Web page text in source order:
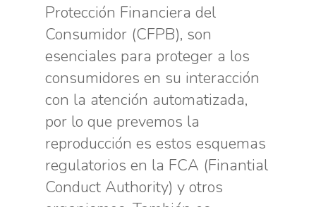
Protección Financiera del
Consumidor (CFPB), son
esenciales para proteger a los
consumidores en su interacción
con la atención automatizada,
por lo que prevemos la
reproducción es estos esquemas
regulatorios en la FCA (Finantial
Conduct Authority) y otros